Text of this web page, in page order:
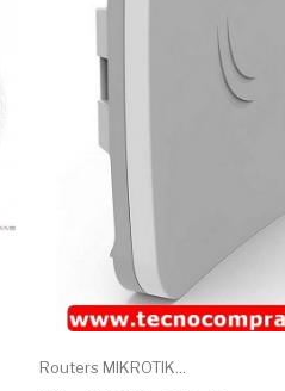
Routers MIKROTIK...